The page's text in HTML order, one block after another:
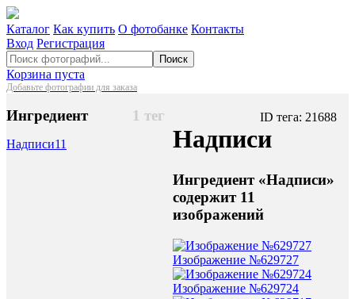
Каталог Как купить О фотобанке Контакты
Вход Регистрация
Поиск
Корзина пуста
Добавьте фотографии для заказа
1 тег
Ингредиент
Надписи11
ID тега: 21688
Надписи
Ингредиент «Надписи»
содержит 11
изображений
Изображение №629727
Изображение №629724